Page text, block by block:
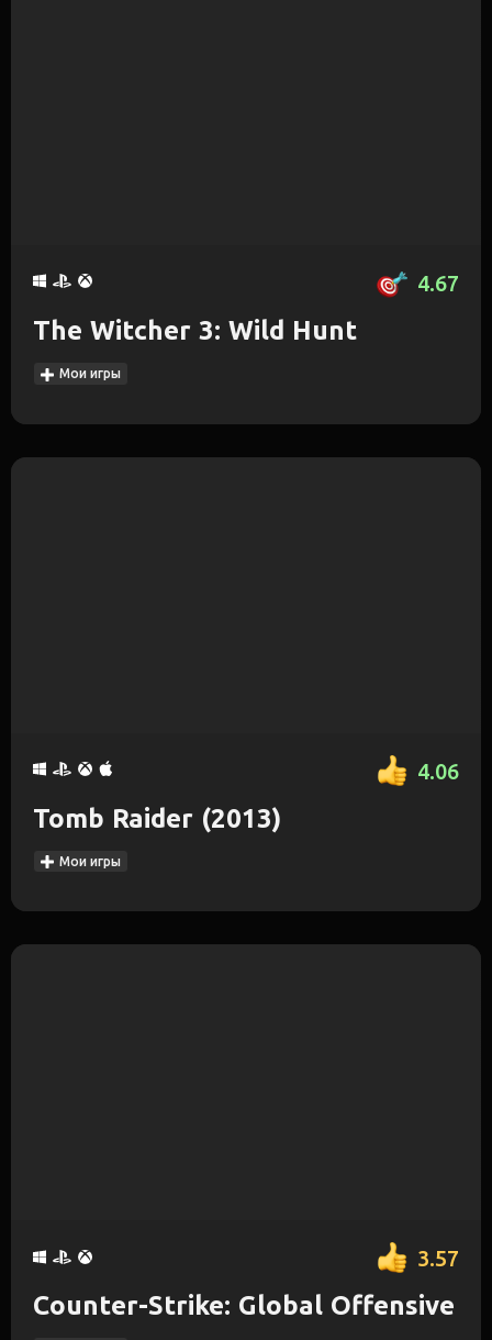
4.67
The Witcher 3: Wild Hunt
Мои игры
4.06
Tomb Raider (2013)
Мои игры
3.57
Counter-Strike: Global Offensive